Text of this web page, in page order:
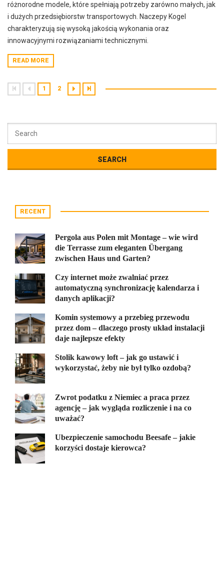
różnorodne modele, które spełniają potrzeby zarówno małych, jak
i dużych przedsiębiorstw transportowych. Naczepy Kogel
charakteryzują się wysoką jakością wykonania oraz
innowacyjnymi rozwiązaniami technicznymi.
READ MORE
1 2
RECENT
Pergola aus Polen mit Montage – wie wird
die Terrasse zum eleganten Übergang
zwischen Haus und Garten?
Czy internet może zwalniać przez
automatyczną synchronizację kalendarza i
danych aplikacji?
Komin systemowy a przebieg przewodu
przez dom – dlaczego prosty układ instalacji
daje najlepsze efekty
Stolik kawowy loft – jak go ustawić i
wykorzystać, żeby nie był tylko ozdobą?
Zwrot podatku z Niemiec a praca przez
agencję – jak wygląda rozliczenie i na co
uważać?
Ubezpieczenie samochodu Beesafe – jakie
korzyści dostaje kierowca?